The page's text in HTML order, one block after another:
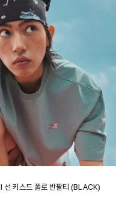
키스드 폴로 반팔티 (BLACK)